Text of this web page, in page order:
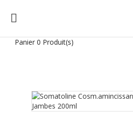

Panier 0 Produit(s)